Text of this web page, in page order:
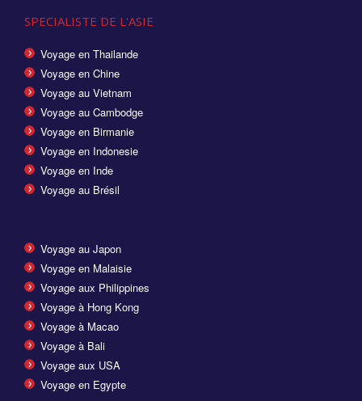
SPECIALISTE DE L'ASIE
Voyage en Thailande
Voyage en Chine
Voyage au Vietnam
Voyage au Cambodge
Voyage en Birmanie
Voyage en Indonesie
Voyage en Inde
Voyage au Brésil
Voyage au Japon
Voyage en Malaisie
Voyage aux Philippines
Voyage à Hong Kong
Voyage à Macao
Voyage à Bali
Voyage aux USA
Voyage en Egypte